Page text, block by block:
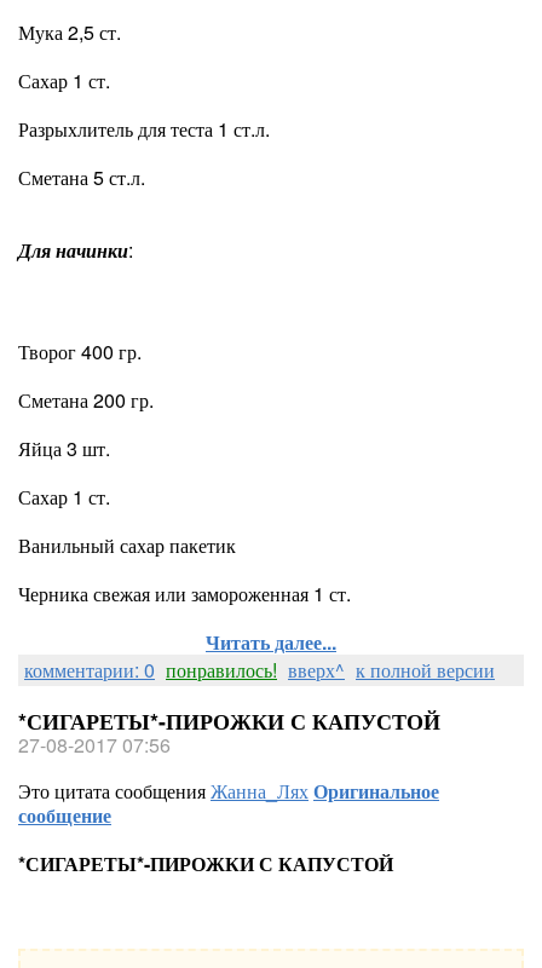
Мука 2,5 ст.
Сахар 1 ст.
Разрыхлитель для теста 1 ст.л.
Сметана 5 ст.л.
Для начинки:
Творог 400 гр.
Сметана 200 гр.
Яйца 3 шт.
Сахар 1 ст.
Ванильный сахар пакетик
Черника свежая или замороженная 1 ст.
Читать далее...
комментарии: 0 понравилось! вверх^ к полной версии
*СИГАРЕТЫ*-ПИРОЖКИ С КАПУСТОЙ
27-08-2017 07:56
Это цитата сообщенияЖанна_ЛяхОригинальное
сообщение
*СИГАРЕТЫ*-ПИРОЖКИ С КАПУСТОЙ